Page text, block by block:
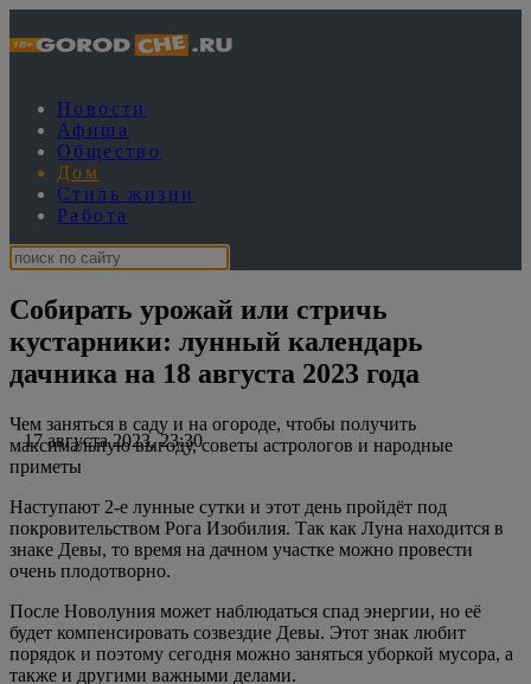
Новости
Афиша
Общество
Дом
Стиль жизни
Работа
Собирать урожай или стричь
кустарники: лунный календарь
дачника на 18 августа 2023 года
17 августа 2023, 23:30
Чем заняться в саду и на огороде, чтобы получить
максимальную выгоду, советы астрологов и народные
приметы
Наступают 2-е лунные сутки и этот день пройдёт под
покровительством Рога Изобилия. Так как Луна находится в
знаке Девы, то время на дачном участке можно провести
очень плодотворно.
После Новолуния может наблюдаться спад энергии, но её
будет компенсировать созвездие Девы. Этот знак любит
порядок и поэтому сегодня можно заняться уборкой мусора, а
также и другими важными делами.